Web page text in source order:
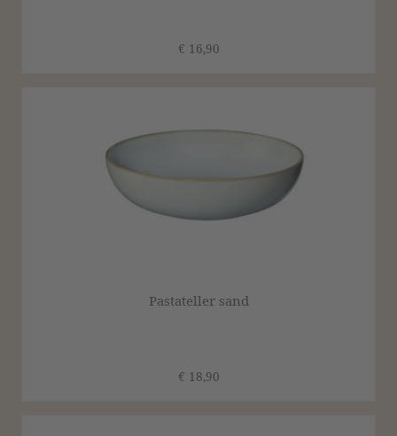
€ 16,90
Pastateller sand
€ 18,90